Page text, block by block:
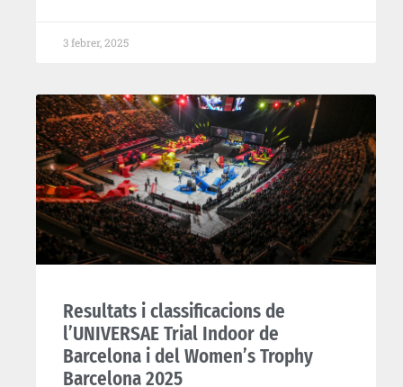
3 febrer, 2025
Resultats i classificacions de
l’UNIVERSAE Trial Indoor de
Barcelona i del Women’s Trophy
Barcelona 2025